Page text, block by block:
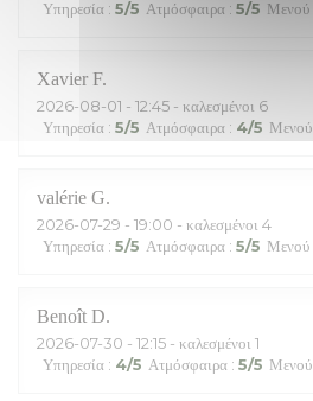
Υπηρεσία : 5/5 Ατμόσφαιρα : 5/5 Μενού
Xavier F
2026-08-01 - 12:45 - καλεσμένοι 6
Υπηρεσία : 5/5 Ατμόσφαιρα : 4/5 Μενού
valérie G
2026-07-29 - 19:00 - καλεσμένοι 4
Υπηρεσία : 5/5 Ατμόσφαιρα : 5/5 Μενού
Benoît D
2026-07-30 - 12:15 - καλεσμένοι 1
Υπηρεσία : 4/5 Ατμόσφαιρα : 5/5 Μενού